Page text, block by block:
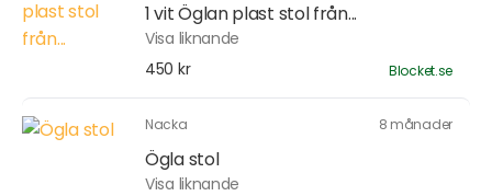
1 vit Öglan plast stol från...
Visa liknande
450 kr
Blocket.se
Nacka 8 månader
Ögla stol
Visa liknande